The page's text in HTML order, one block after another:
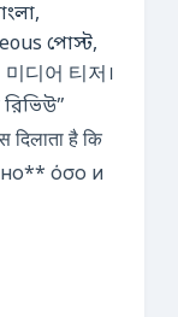
পোস্ট,
디어 티저।
दिलाता है कि
όσο и